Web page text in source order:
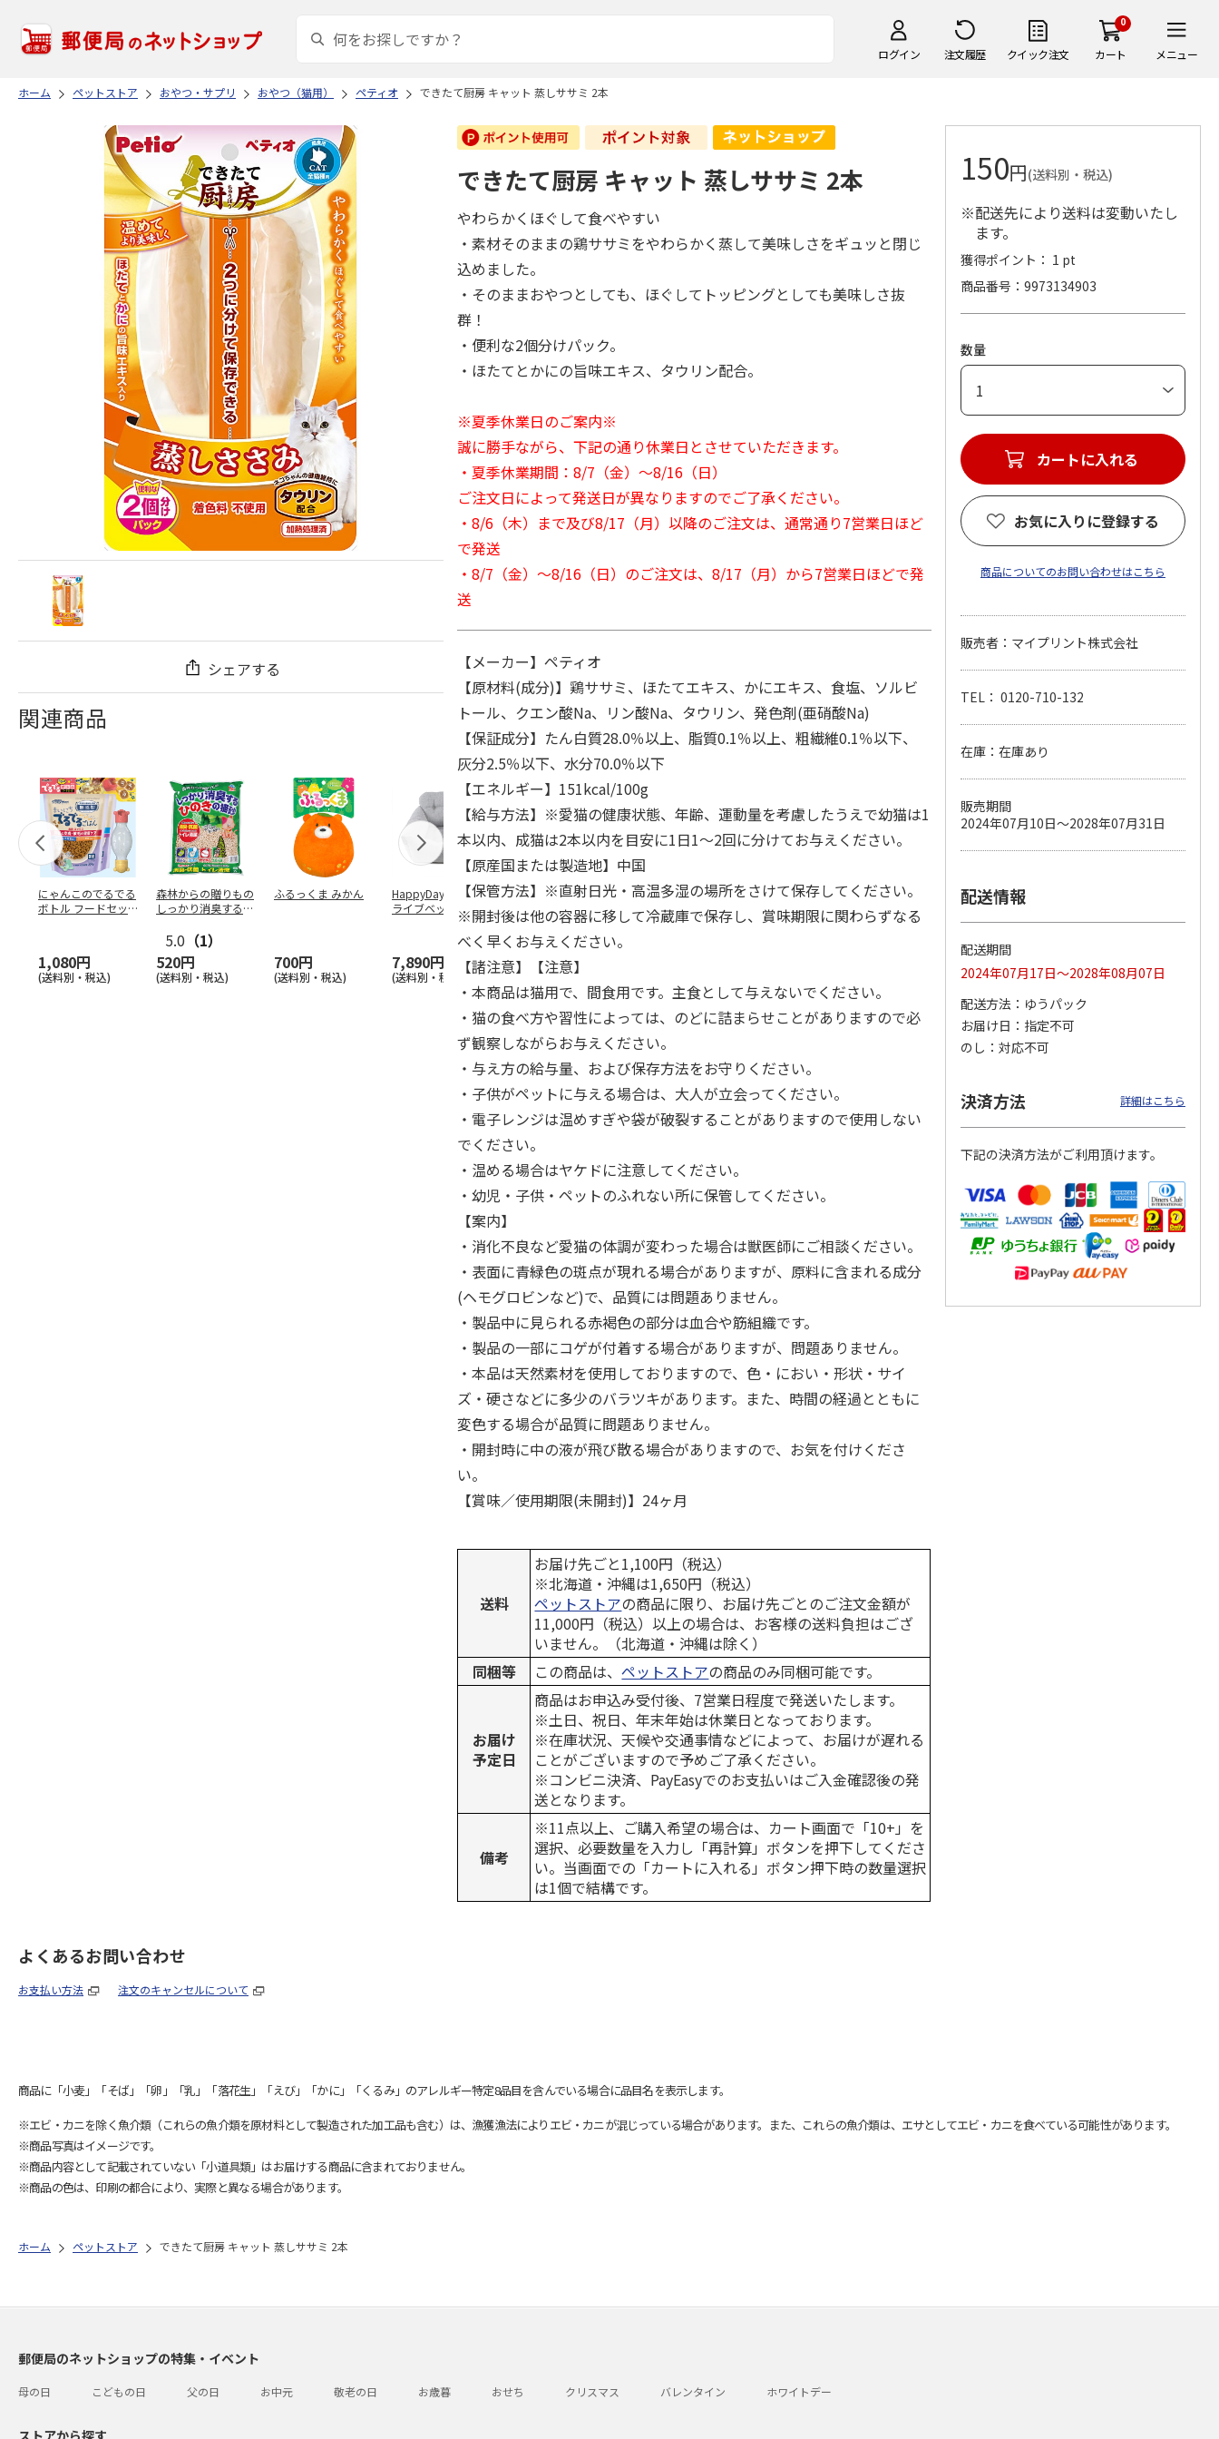
ログイン 注文履歴 クイック注文
0
カート メニュー
ホーム ペットストア おやつ・サプリ おやつ（猫用） ペティオ できたて厨房 キャット 蒸しササミ 2本
シェアする
関連商品
にゃんこのでるでる
ボトル フードセッ
1,080円
(送料別・税込)
森林からの贈りもの
しっかり消臭するひ
5.0 （1）
520円
(送料別・税込)
ふるっくま みかん
700円
(送料別・税込)
HappyDays 2wayド
ライブベッド グレ
7,890円
(送料別・税込)
獣医師開発 ニオイ
をとる砂専用 猫ト
イレ ナチュラルグ
レー
1,550円
(送料別・税込)
デオトイレ 飛び散
らない消臭・抗菌サ
ンド 4L
無添加良品 カムカ
ムデンタルコーン
ぐるぐるボーン型 S
銀のスプーン パウ
チ 健康に育つ子ね
こ用 まぐろ・かつ
ペット線香 虹のか
なた フルーティフ
ローラルの香り
590円
(送料別・税込)
えBOX とりささ…
380円
(送料別・税込)
できたて厨房 キャット 蒸しササミ 2本
やわらかくほぐして食べやすい
・素材そのままの鶏ササミをやわらかく蒸して美味しさをギュッと閉じ
込めました。
・そのままおやつとしても、ほぐしてトッピングとしても美味しさ抜
群！
・便利な2個分けパック。
・ほたてとかにの旨味エキス、タウリン配合。
※夏季休業日のご案内※
誠に勝手ながら、下記の通り休業日とさせていただきます。
・夏季休業期間：8/7（金）～8/16（日）
ご注文日によって発送日が異なりますのでご了承ください。
・8/6（木）まで及び8/17（月）以降のご注文は、通常通り7営業日ほど
で発送
・8/7（金）～8/16（日）のご注文は、8/17（月）から7営業日ほどで発
送
【メーカー】ペティオ
【原材料(成分)】鶏ササミ、ほたてエキス、かにエキス、食塩、ソルビ
トール、クエン酸Na、リン酸Na、タウリン、発色剤(亜硝酸Na)
【保証成分】たん白質28.0％以上、脂質0.1％以上、粗繊維0.1％以下、
灰分2.5％以下、水分70.0％以下
【エネルギー】151kcal/100g
【給与方法】※愛猫の健康状態、年齢、運動量を考慮したうえで幼猫は1
本以内、成猫は2本以内を目安に1日1～2回に分けてお与えください。
【原産国または製造地】中国
【保管方法】※直射日光・高温多湿の場所をさけて保存してください。
※開封後は他の容器に移して冷蔵庫で保存し、賞味期限に関わらずなる
べく早くお与えください。
【諸注意】【注意】
・本商品は猫用で、間食用です。主食として与えないでください。
・猫の食べ方や習性によっては、のどに詰まらせことがありますので必
ず観察しながらお与えください。
・与え方の給与量、および保存方法をお守りください。
・子供がペットに与える場合は、大人が立会ってください。
・電子レンジは温めすぎや袋が破裂することがありますので使用しない
でください。
・温める場合はヤケドに注意してください。
・幼児・子供・ペットのふれない所に保管してください。
【案内】
・消化不良など愛猫の体調が変わった場合は獣医師にご相談ください。
・表面に青緑色の斑点が現れる場合がありますが、原料に含まれる成分
(ヘモグロビンなど)で、品質には問題ありません。
・製品中に見られる赤褐色の部分は血合や筋組織です。
・製品の一部にコゲが付着する場合がありますが、問題ありません。
・本品は天然素材を使用しておりますので、色・におい・形状・サイ
ズ・硬さなどに多少のバラツキがあります。また、時間の経過とともに
変色する場合が品質に問題ありません。
・開封時に中の液が飛び散る場合がありますので、お気を付けくださ
い。
【賞味／使用期限(未開封)】24ヶ月
送料
お届け先ごと1,100円（税込）
※北海道・沖縄は1,650円（税込）
ペットストアの商品に限り、お届け先ごとのご注文金額が
11,000円（税込）以上の場合は、お客様の送料負担はござ
いません。（北海道・沖縄は除く）
同梱等
この商品は、ペットストアの商品のみ同梱可能です。
お届け
予定日
商品はお申込み受付後、7営業日程度で発送いたします。
※土日、祝日、年末年始は休業日となっております。
※在庫状況、天候や交通事情などによって、お届けが遅れる
ことがございますので予めご了承ください。
※コンビニ決済、PayEasyでのお支払いはご入金確認後の発
送となります。
備考
※11点以上、ご購入希望の場合は、カート画面で「10+」を
選択、必要数量を入力し「再計算」ボタンを押下してくださ
い。当画面での「カートに入れる」ボタン押下時の数量選択
は1個で結構です。
150円(送料別・税込)
※配送先により送料は変動いたし
ます。
獲得ポイント： 1 pt
商品番号
9973134903
数量
カートに入れる
お気に入りに登録する
商品についてのお問い合わせはこちら
販売者：マイプリント株式会社
TEL： 0120-710-132
在庫：在庫あり
販売期間
2024年07月10日～2028年07月31日
配送情報
配送期間
2024年07月17日～2028年08月07日
配送方法
ゆうパック
お届け日
指定不可
のし
対応不可
決済方法 詳細はこちら
下記の決済方法がご利用頂けます。
よくあるお問い合わせ
お支払い方法 注文のキャンセルについて
商品に「小麦」「そば」「卵」「乳」「落花生」「えび」「かに」「くるみ」のアレルギー特定8品目を含んでいる場合に品目名を表示します。
※エビ・カニを除く魚介類（これらの魚介類を原材料として製造された加工品も含む）は、漁獲漁法によりエビ・カニが混じっている場合があります。また、これらの魚介類は、エサとしてエビ・カニを食べている可能性があります。
※商品写真はイメージです。
※商品内容として記載されていない「小道具類」はお届けする商品に含まれておりません。
※商品の色は、印刷の都合により、実際と異なる場合があります。
ホーム ペットストア できたて厨房 キャット 蒸しササミ 2本
郵便局のネットショップの特集・イベント
母の日 こどもの日 父の日 お中元 敬老の日 お歳暮 おせち クリスマス バレンタイン ホワイトデー
ストアから探す